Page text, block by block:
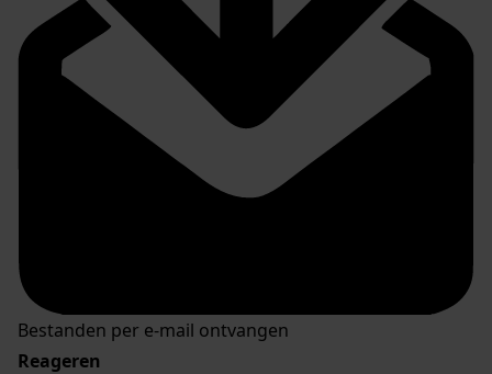
Bestanden per e-mail ontvangen
Reageren